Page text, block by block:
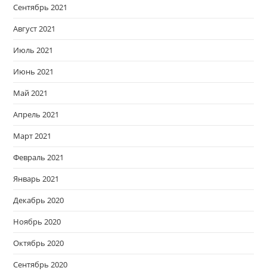
Сентябрь 2021
Август 2021
Июль 2021
Июнь 2021
Май 2021
Апрель 2021
Март 2021
Февраль 2021
Январь 2021
Декабрь 2020
Ноябрь 2020
Октябрь 2020
Сентябрь 2020